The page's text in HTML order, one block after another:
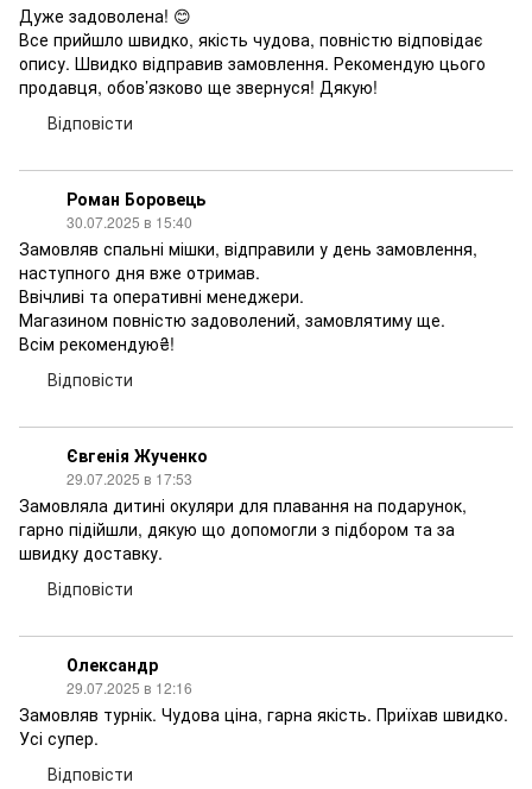
Дуже задоволена! 😊
Все прийшло швидко, якість чудова, повністю відповідає
опису. Швидко відправив замовлення. Рекомендую цього
продавця, обов’язково ще звернуся! Дякую!
Відповісти
Роман Боровець
30.07.2025 в 15:40
Замовляв спальні мішки, відправили у день замовлення,
наступного дня вже отримав.
Ввічливі та оперативні менеджери.
Магазином повністю задоволений, замовлятиму ще.
Всім рекомендую₴!
Відповісти
Євгенія Жученко
29.07.2025 в 17:53
Замовляла дитині окуляри для плавання на подарунок,
гарно підійшли, дякую що допомогли з підбором та за
швидку доставку.
Відповісти
Олександр
29.07.2025 в 12:16
Замовляв турнік. Чудова ціна, гарна якість. Приїхав швидко.
Усі супер.
Відповісти